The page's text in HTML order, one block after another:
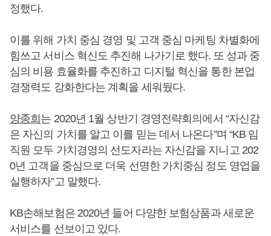
정했다.
이를 위해 가치 중심 경영 및 고객 중심 마케팅 차별화에
힘쓰고 서비스 혁신도 추진해 나가기로 했다. 또 성과 중
심의 비용 효율화를 추진하고 디지털 혁신을 통한 본업
경쟁력도 강화한다는 계획을 세워뒀다.
양종희 는 2020년 1월 상반기 경영전략회의에서 “자신감
은 자신의 가치를 알고 이를 믿는 데서 나온다”며 “KB 임
직원 모두 가치경영의 선도자라는 자신감을 지니고 202
0년 고객을 중심으로 더욱 선명한 가치중심 정도 영업을
실행하자”고 말했다.
KB손해보험은 2020년 들어 다양한 보험상품과 새로운
서비스를 선보이고 있다.